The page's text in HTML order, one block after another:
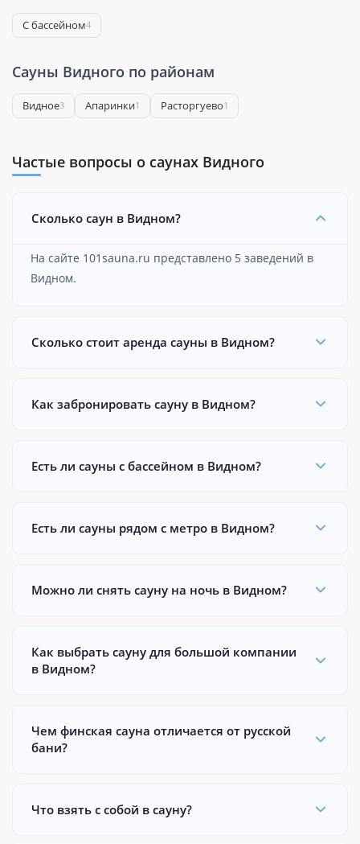
С бассейном4
Сауны Видного по районам
Видное3 Апаринки1 Расторгуево1
Частые вопросы о саунах Видного
Сколько саун в Видном?
На сайте 101sauna.ru представлено 5 заведений в
Видном.
Сколько стоит аренда сауны в Видном?
Как забронировать сауну в Видном?
Есть ли сауны с бассейном в Видном?
Есть ли сауны рядом с метро в Видном?
Можно ли снять сауну на ночь в Видном?
Как выбрать сауну для большой компании
в Видном?
Чем финская сауна отличается от русской
бани?
Что взять с собой в сауну?